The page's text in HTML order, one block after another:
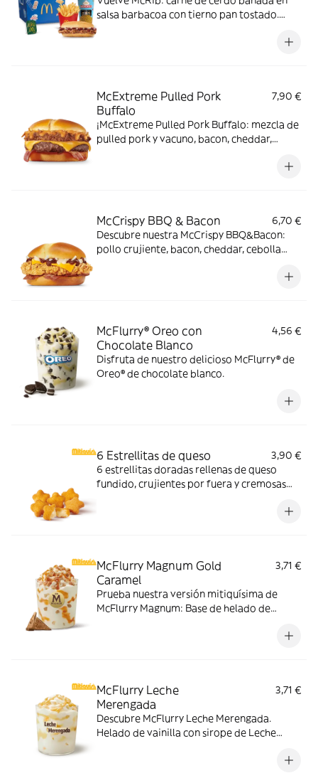
salsa barbacoa con tierno pan tostado.
McExtreme Pulled Pork
Buffalo
7,90 €
¡McExtreme Pulled Pork Buffalo: mezcla de
pulled pork y vacuno, bacon, cheddar,
McCrispy BBQ & Bacon
6,70 €
Descubre nuestra McCrispy BBQ&Bacon:
pollo crujiente, bacon, cheddar, cebolla
harina de trigo con copos de patata. ¡Sabor
McFlurry® Oreo con
Chocolate Blanco
4,56 €
Disfruta de nuestro delicioso McFlurry® de
Oreo® de chocolate blanco.
6 Estrellitas de queso
3,90 €
6 estrellitas doradas rellenas de queso
fundido, crujientes por fuera y cremosas
McFlurry Magnum Gold
Caramel
3,71 €
Prueba nuestra versión mitiquísima de
McFlurry Magnum: Base de helado de
Topping triturado de galleta con perlas y
McFlurry Leche
Merengada
3,71 €
Descubre McFlurry Leche Merengada.
Helado de vainilla con sirope de Leche
ahora y no te quedes sin tus mitiquísimos